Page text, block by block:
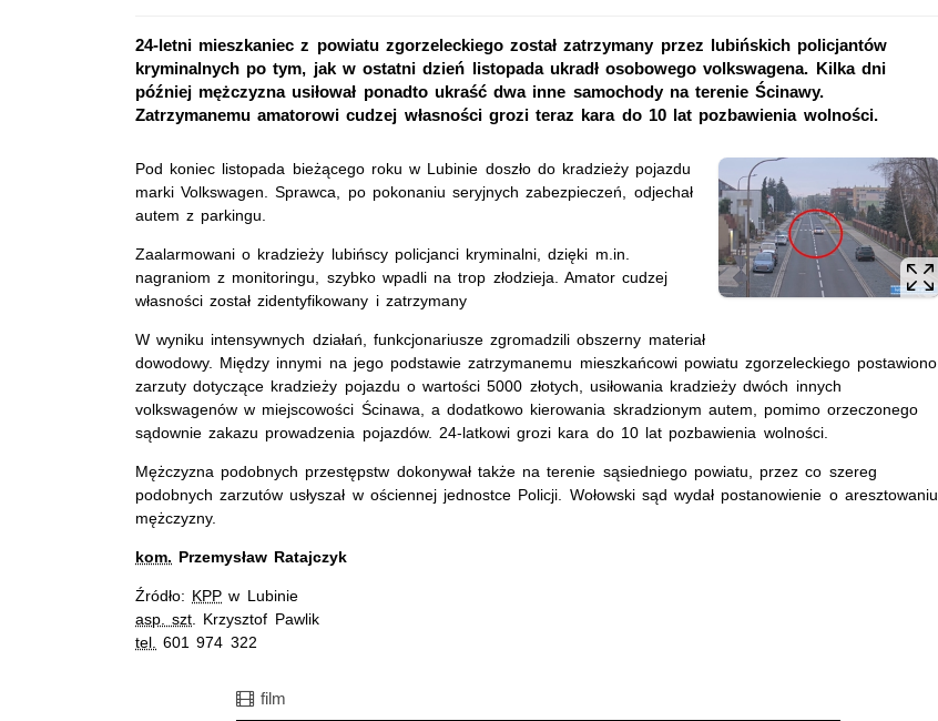
24-letni mieszkaniec z powiatu zgorzeleckiego został zatrzymany przez lubińskich policjantów
kryminalnych po tym, jak w ostatni dzień listopada ukradł osobowego volkswagena. Kilka dni
później mężczyzna usiłował ponadto ukraść dwa inne samochody na terenie Ścinawy.
Zatrzymanemu amatorowi cudzej własności grozi teraz kara do 10 lat pozbawienia wolności.
Pod koniec listopada bieżącego roku w Lubinie doszło do kradzieży pojazdu
marki Volkswagen. Sprawca, po pokonaniu seryjnych zabezpieczeń, odjechał
autem z parkingu.
Zaalarmowani o kradzieży lubińscy policjanci kryminalni, dzięki m.in.
nagraniom z monitoringu, szybko wpadli na trop złodzieja. Amator cudzej
własności został zidentyfikowany i zatrzymany
W wyniku intensywnych działań, funkcjonariusze zgromadzili obszerny materiał
dowodowy. Między innymi na jego podstawie zatrzymanemu mieszkańcowi powiatu zgorzeleckiego postawiono
zarzuty dotyczące kradzieży pojazdu o wartości 5000 złotych, usiłowania kradzieży dwóch innych
volkswagenów w miejscowości Ścinawa, a dodatkowo kierowania skradzionym autem, pomimo orzeczonego
sądownie zakazu prowadzenia pojazdów. 24-latkowi grozi kara do 10 lat pozbawienia wolności.
Mężczyzna podobnych przestępstw dokonywał także na terenie sąsiedniego powiatu, przez co szereg
podobnych zarzutów usłyszał w ościennej jednostce Policji. Wołowski sąd wydał postanowienie o aresztowaniu
mężczyzny.
kom. Przemysław Ratajczyk
Źródło: KPP w Lubinie
asp. szt . Krzysztof Pawlik
tel.
601 974 322
Film
film